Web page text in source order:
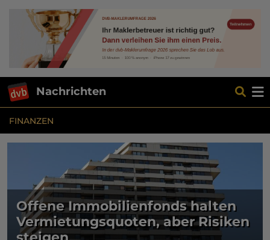
Nachrichten
FINANZEN
Offene Immobilienfonds halten
Vermietungsquoten, aber Risiken